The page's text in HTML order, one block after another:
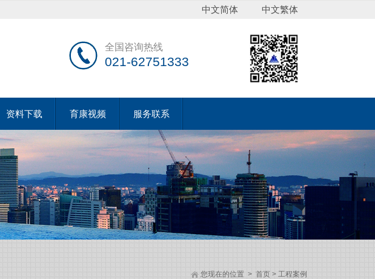
中文简体 中文繁体
全国咨询热线
021-62751333
资料下载 育康视频 服务联系
您现在的位置 > 首页 > 工程案例